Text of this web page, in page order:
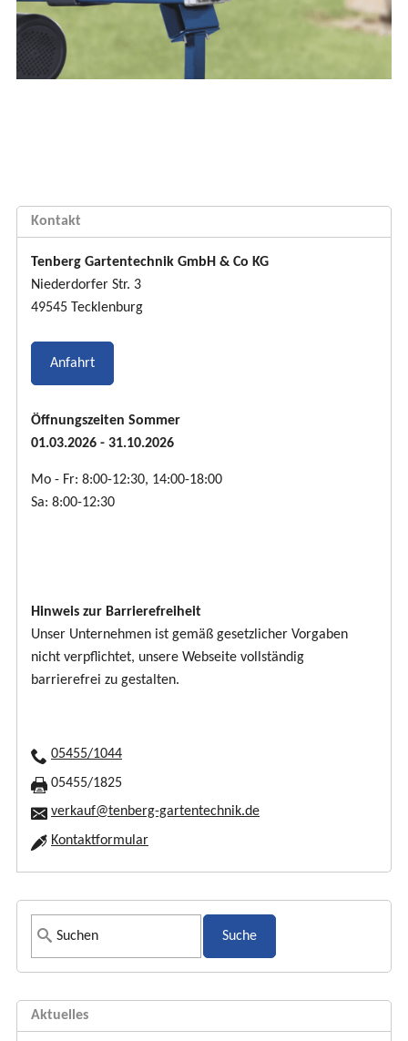
Kontakt
Tenberg Gartentechnik GmbH & Co KG
Niederdorfer Str. 3
49545 Tecklenburg
Anfahrt
Öffnungszeiten Sommer
01.03.2026 - 31.10.2026
Mo - Fr: 8:00-12:30, 14:00-18:00
Sa: 8:00-12:30
Hinweis zur Barrierefreiheit
Unser Unternehmen ist gemäß gesetzlicher Vorgaben
nicht verpflichtet, unsere Webseite vollständig
barrierefrei zu gestalten.
05455/1044
05455/1825
verkauf@tenberg-gartentechnik.de
Kontaktformular
S
u
h
f
Aktuelles